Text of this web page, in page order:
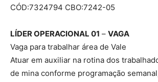
CÓD:7324794 CBO:7242-05
LÍDER OPERACIONAL 01 – VAGA
Vaga para trabalhar área de Vale
Atuar em auxiliar na rotina dos
de mina conforme programação